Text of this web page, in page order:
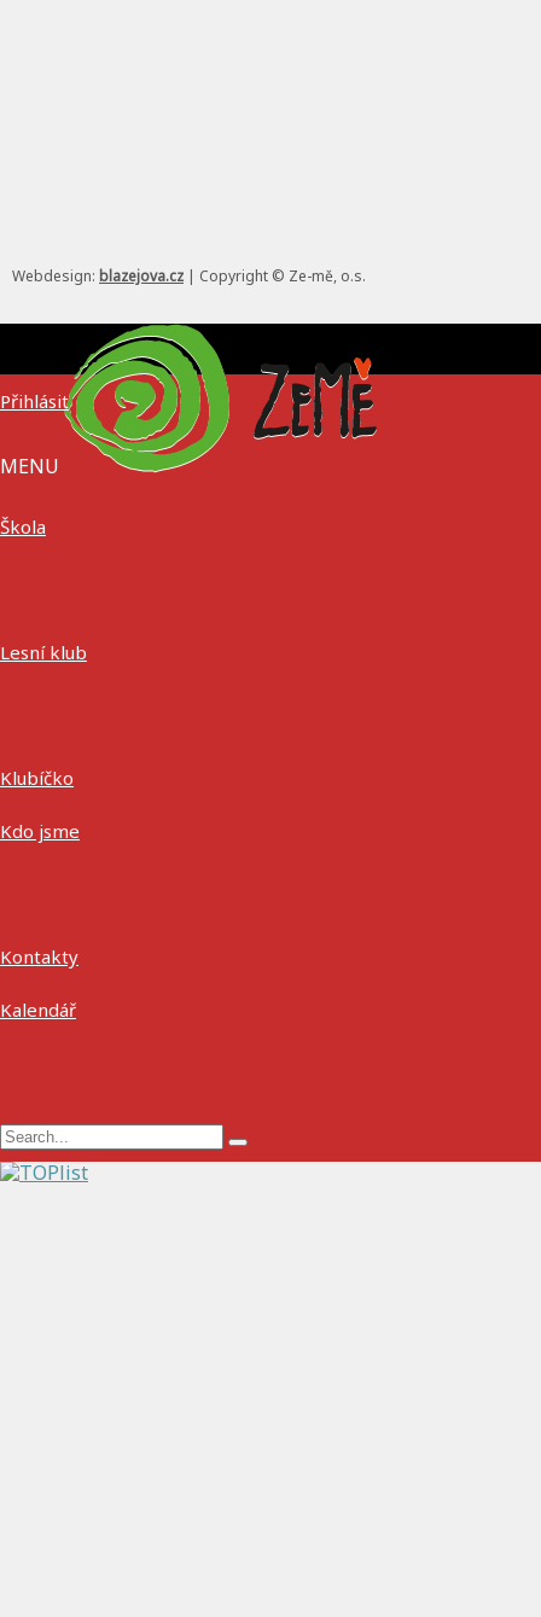
Webdesign: blazejova.cz | Copyright © Ze-mě, o.s.
MENU
Přihlásit
Škola
Lesní klub
Klubíčko
Kdo jsme
Kontakty
Kalendář